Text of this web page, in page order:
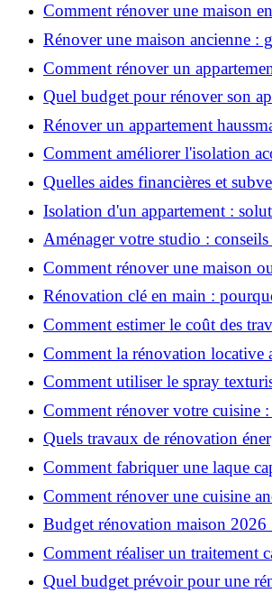
Comment rénover une maison
coûts et conseils ?
Rénover une maison ancienne :
étapes, budget et astuces
Comment rénover un
?
Quel budget pour rénover son
2026 ?
Rénover un appartement
conseils pratiques et estimation
Comment améliorer l'isolation
appartement ?
Quelles aides financières et
rénover votre appartement en
Isolation d'un appartement :
prix et conseils
Aménager votre studio : conseils
erreurs à éviter
Comment rénover une maison
avec 50 000 € : budget, étapes et
Rénovation clé en main :
solution et à quoi faire attention ?
Comment estimer le coût des
?
Comment la rénovation locative
rentabilité de votre parc
Comment utiliser le spray
Salt pour des cheveux effet plage
Comment rénover votre cuisine
astuces bois ?
Quels travaux de rénovation
éligibles à MaPrimeRénov' ?
Comment fabriquer une laque
maison ?
Comment rénover une cuisine
ruiner ?
Budget rénovation maison 2026
astuces
Comment réaliser un traitement
maison efficace ?
Quel budget prévoir pour une